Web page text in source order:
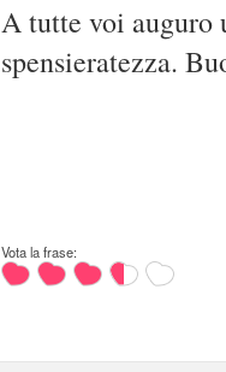
A tutte voi auguro
spensieratezza.
Vota la frase: